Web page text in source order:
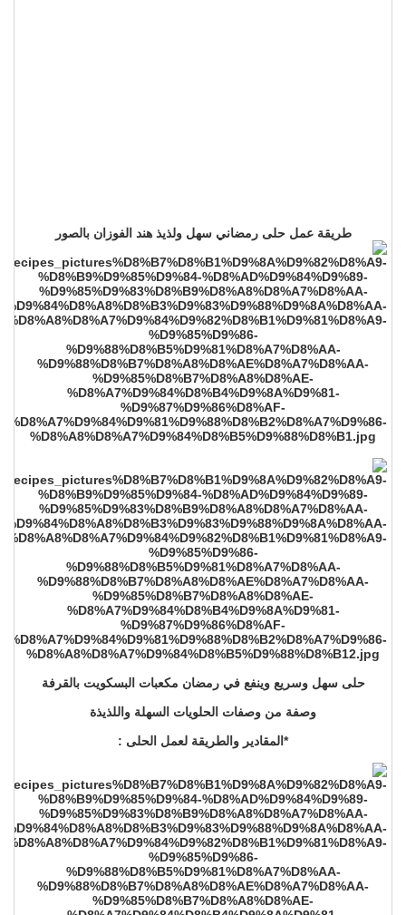
طريقة عمل حلى رمضاني سهل ولذيذ هند الفوزان بالصور
حلى سهل وسريع وينفع في رمضان مكعبات البسكويت بالقرفة
وصفة من وصفات الحلويات السهلة واللذيذة
*المقادير والطريقة لعمل الحلى :